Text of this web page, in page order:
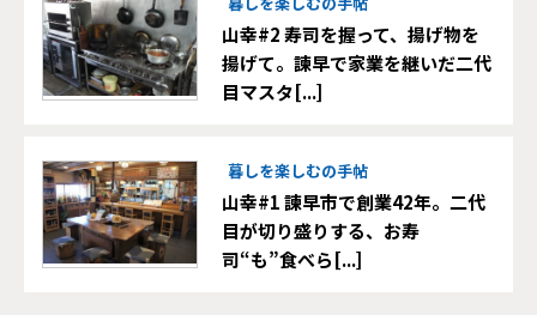
山幸#2 寿司を握って、揚げ物を
揚げて。諫早で家業を継いだ二代
目マスタ[...]
暮しを楽しむの手帖
山幸#1 諫早市で創業42年。二代
目が切り盛りする、お寿
司“も”食べら[...]